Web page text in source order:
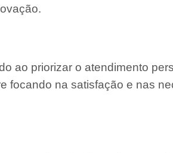
ao priorizar o atendimento
focando na satisfação e nas